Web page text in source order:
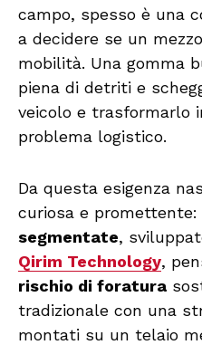
campo, spesso è una
a decidere se un
mobilità. Una gomma
piena di detriti e
veicolo e trasformarlo
problema logistico.
Da questa esigenza
curiosa e promettente:
segmentate,
Qirim Technology,
rischio di foratura
tradizionale con una
montati su un telaio